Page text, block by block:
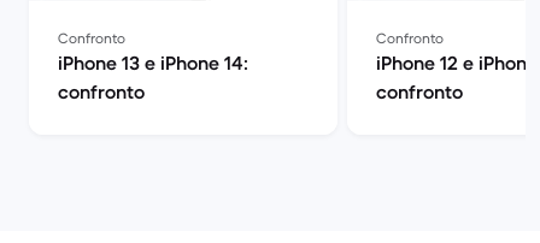
Confronto
iPhone 13 e iPhone 14:
confronto
Confronto
iPhone 12 e iPhone
confronto